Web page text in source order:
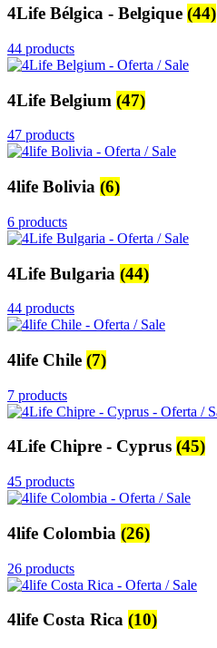
4Life Bélgica - Belgique (44)
44 products
4Life Belgium (47)
47 products
4life Bolivia (6)
6 products
4Life Bulgaria (44)
44 products
4life Chile (7)
7 products
4Life Chipre - Cyprus (45)
45 products
4life Colombia (26)
26 products
4life Costa Rica (10)